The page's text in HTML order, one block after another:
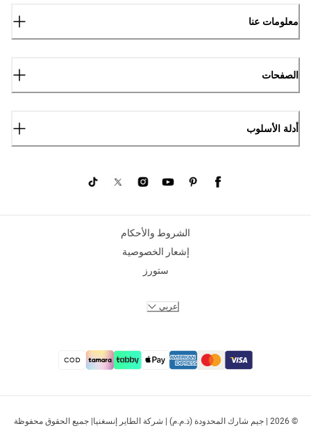
معلومات عنا
الصفحات
أدلة الأسلوب
© 2026 | جيم شارك المحدودة (ذ.م.م) | شركة الطاير إنسغنيا| جميع الحقوق محفوظة
الشروط والأحكام
إشعار الخصوصية
ستورز
عربي